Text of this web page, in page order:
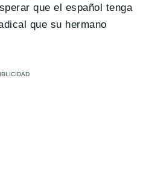
que el español tenga
que su hermano